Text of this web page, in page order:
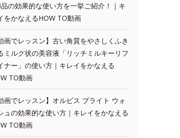
の効果的な使い方を一挙ご紹介！｜キ
をかなえるHOW TO動画
画でレッスン】古い角質をやさしくふき
ミルク状の美容液「リッチミルキーリフ
ナー」の使い方｜キレイをかなえる
TO動画
画でレッスン】オルビス ブライト ウォ
ュの効果的な使い方｜キレイをかなえる
TO動画